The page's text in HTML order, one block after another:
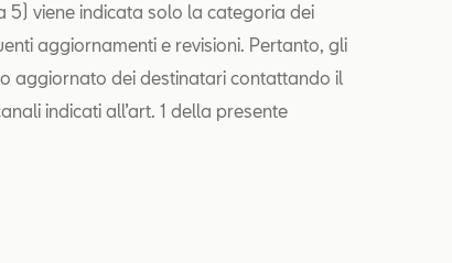
5) viene indicata solo la categoria dei
aggiornamenti e revisioni. Pertanto, gli
aggiornato dei destinatari contattando il
indicati all’art. 1 della presente